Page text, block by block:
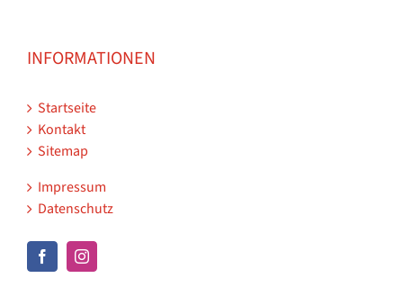
INFORMATIONEN
Startseite
Kontakt
Sitemap
Impressum
Datenschutz